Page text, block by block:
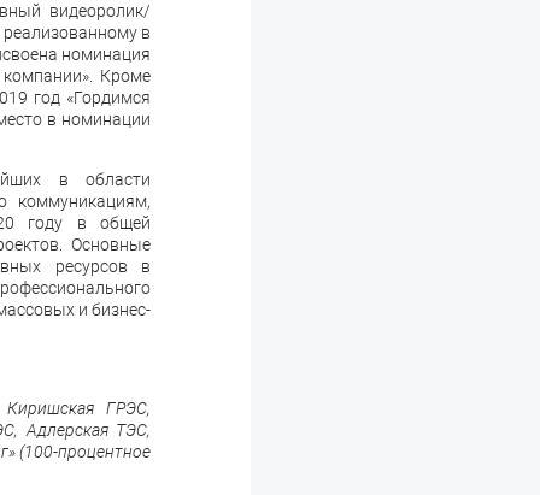
видеоролик/
в
номинация
Кроме
год «Гордимся
в номинации
в области
коммуникациям,
году в общей
Основные
ресурсов в
и бизнес-
ГРЭС,
Адлерская ТЭС,
(100-процентное